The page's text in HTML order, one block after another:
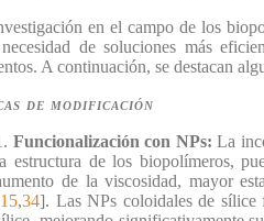
en el campo de los
de soluciones más
A continuación, se destacan
de modificación
Funcionalización con NPs:La
estructura de los biopolímeros,
de la viscosidad, mayor
15,34]. Las NPs coloidales de sílice